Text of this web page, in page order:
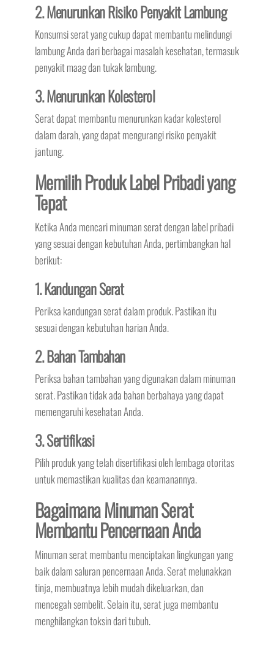
2. Menurunkan Risiko Penyakit Lambung
Konsumsi serat yang cukup dapat membantu melindungi
lambung Anda dari berbagai masalah kesehatan, termasuk
penyakit maag dan tukak lambung.
3. Menurunkan Kolesterol
Serat dapat membantu menurunkan kadar kolesterol
dalam darah, yang dapat mengurangi risiko penyakit
jantung.
Memilih Produk Label Pribadi yang
Tepat
Ketika Anda mencari minuman serat dengan label pribadi
yang sesuai dengan kebutuhan Anda, pertimbangkan hal
berikut:
1. Kandungan Serat
Periksa kandungan serat dalam produk. Pastikan itu
sesuai dengan kebutuhan harian Anda.
2. Bahan Tambahan
Periksa bahan tambahan yang digunakan dalam minuman
serat. Pastikan tidak ada bahan berbahaya yang dapat
memengaruhi kesehatan Anda.
3. Sertifikasi
Pilih produk yang telah disertifikasi oleh lembaga otoritas
untuk memastikan kualitas dan keamanannya.
Bagaimana Minuman Serat
Membantu Pencernaan Anda
Minuman serat membantu menciptakan lingkungan yang
baik dalam saluran pencernaan Anda. Serat melunakkan
tinja, membuatnya lebih mudah dikeluarkan, dan
mencegah sembelit. Selain itu, serat juga membantu
menghilangkan toksin dari tubuh.